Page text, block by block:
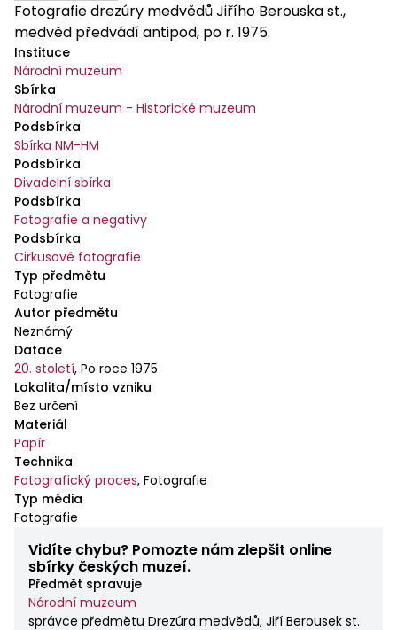
Fotografie drezúry medvědů Jiřího Berouska st.,
medvěd předvádí antipod, po r. 1975.
Instituce
Národní muzeum
Sbírka
Národní muzeum - Historické muzeum
Podsbírka
Sbírka NM-HM
Podsbírka
Divadelní sbírka
Podsbírka
Fotografie a negativy
Podsbírka
Cirkusové fotografie
Typ předmětu
Fotografie
Autor předmětu
Neznámý
Datace
20. století, Po roce 1975
Lokalita/místo vzniku
Bez určení
Materiál
Papír
Technika
Fotografický proces, Fotografie
Typ média
Fotografie
Vidíte chybu? Pomozte nám zlepšit online
sbírky českých muzeí.
Předmět spravuje
Národní muzeum
správce předmětu Drezúra medvědů, Jiří Berousek st.